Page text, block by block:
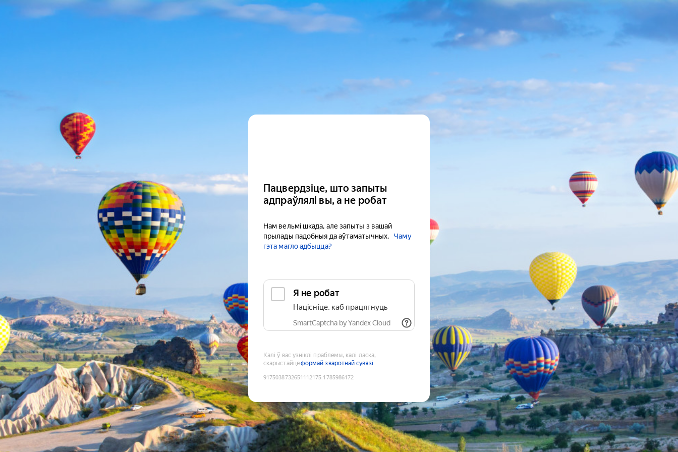
Пацвердзіце, што запыты
адпраўлялі вы, а не робат
Нам вельмі шкада, але запыты з вашай
прылады падобныя да аўтаматычных.
Чаму
гэта магло адбыцца?
Я не робат
Націсніце, каб працягнуць
SmartCaptcha by Yandex Cloud
Калі ў вас узніклі праблемы, калі ласка,
скарыстайцеформай зваротнай сувязі
9175038732651112175:1785986172